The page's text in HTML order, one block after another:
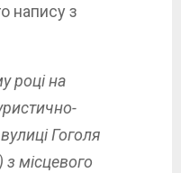
напису з
році на
Гоголя
місцевого